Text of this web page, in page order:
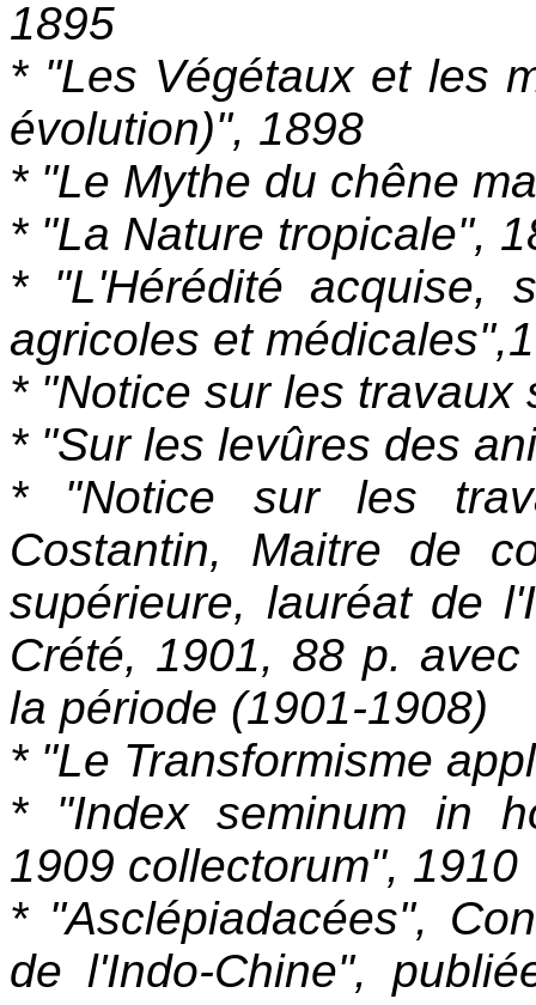
1895
* "Les Végétaux et les
évolution)", 1898
* "Le Mythe du chêne
* "La Nature tropicale",
* "L'Hérédité acquise,
agricoles et
* "Notice sur les travaux
* "Sur les levûres des
* "Notice sur les
Costantin, Maitre de
supérieure, lauréat de
Crété, 1901, 88 p.
la période (1901-1908)
* "Le Transformisme
* "Index seminum in
1909 collectorum", 1910
* "Asclépiadacées",
de l'Indo-Chine",